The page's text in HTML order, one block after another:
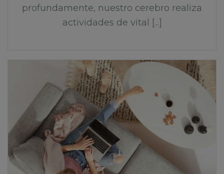
profundamente, nuestro cerebro realiza
actividades de vital [...]